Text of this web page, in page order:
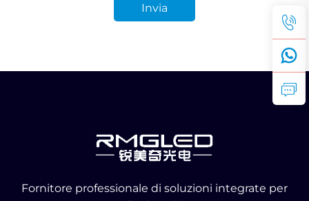
Invia
Fornitore professionale di soluzioni integrate per